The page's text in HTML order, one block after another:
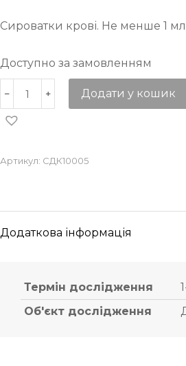
Сироватки крові. Не менше 1 мл
Доступно за замовленням
Додати у кошик
Артикул: СДК10005
Додаткова інформація
Термін дослідження
Об'єкт дослідження